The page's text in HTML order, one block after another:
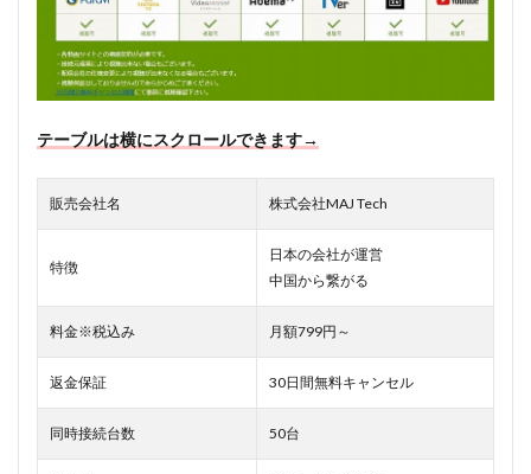
テーブルは横にスクロールできます→
販売会社名 株式会社MAJ Tech
特徴
日本の会社が運営
中国から繋がる
料金※税込み 月額799円～
返金保証 30日間無料キャンセル
同時接続台数 50台